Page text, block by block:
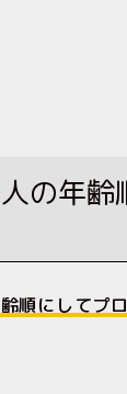
の年
にしてプ